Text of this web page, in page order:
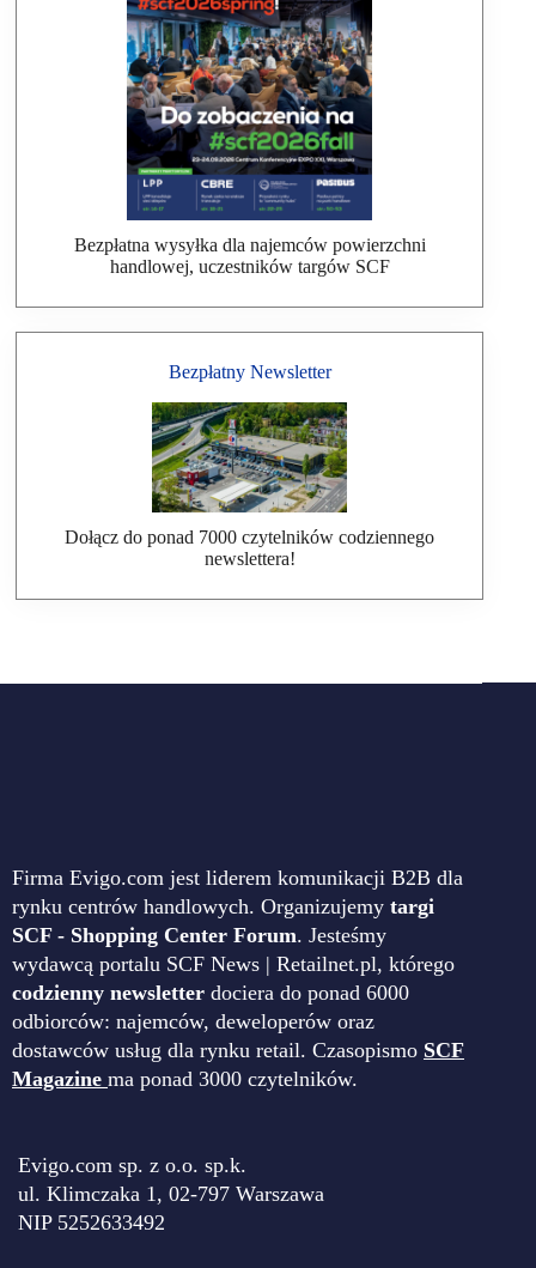
Bezpłatna wysyłka dla najemców powierzchni
handlowej, uczestników targów SCF
Bezpłatny Newsletter
Dołącz do ponad 7000 czytelników codziennego
newslettera!
Firma Evigo.com jest liderem komunikacji B2B dla
rynku centrów handlowych. Organizujemy targi
SCF - Shopping Center Forum. Jesteśmy
wydawcą portalu SCF News | Retailnet.pl, którego
codzienny newsletter dociera do ponad 6000
odbiorców: najemców, deweloperów oraz
dostawców usług dla rynku retail. Czasopismo SCF
Magazine ma ponad 3000 czytelników.
Evigo.com sp. z o.o. sp.k.
ul. Klimczaka 1, 02-797 Warszawa
NIP 5252633492